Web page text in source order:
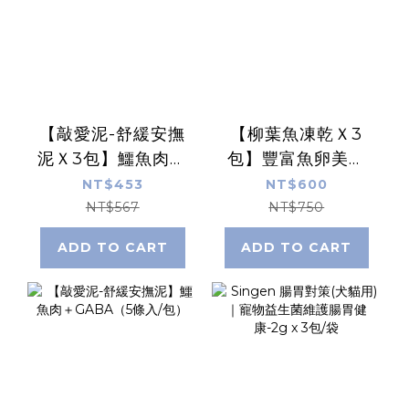
【敲愛泥-舒緩安撫
泥Ｘ3包】鱷魚肉＋
GABA（5條入/包）
NT$453
NT$567
ADD TO CART
【柳葉魚凍乾Ｘ3
包】豐富魚卵美味
滿分 35g
NT$600
NT$750
ADD TO CART